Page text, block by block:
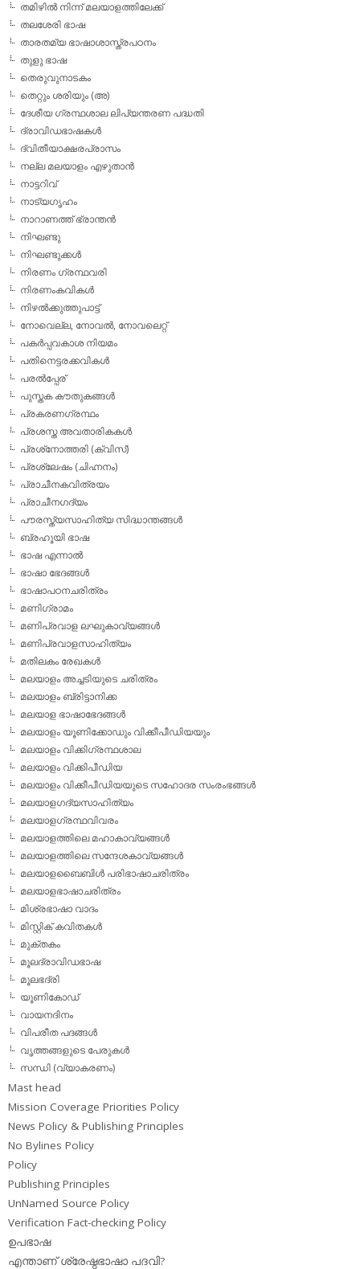
തമിഴില്‍ നിന്ന് മലയാളത്തിലേക്ക്
തലശേരി ഭാഷ
താരതമ്യ ഭാഷാശാസ്ത്രപഠനം
തുളു ഭാഷ
തെരുവുനാടകം
തെറ്റും ശരിയും (അ)
ദേശീയ ഗ്രന്ഥശാല ലിപ്യന്തരണ പദ്ധതി
ദ്രാവിഡഭാഷകള്‍
ദ്വിതീയാക്ഷരപ്രാസം
നല്ല മലയാളം എഴുതാന്‍
നാട്ടറിവ്
നാട്യഗൃഹം
നാറാണത്ത് ഭ്രാന്തന്‍
നിഘണ്ടു
നിഘണ്ടുക്കള്‍
നിരണം ഗ്രന്ഥവരി
നിരണംകവികള്‍
നിഴല്‍ക്കുത്തുപാട്ട്
നോവെല്ല, നോവല്‍, നോവലെറ്റ്
പകര്‍പ്പവകാശ നിയമം
പതിനെട്ടരക്കവികള്‍
പരല്‍പ്പേര്
പുസ്തക കൗതുകങ്ങള്‍
പ്രകരണഗ്രന്ഥം
പ്രശസ്ത അവതാരികകള്‍
പ്രശ്‌നോത്തരി (ക്വിസ്)
പ്രശ്ലേഷം (ചിഹ്നനം)
പ്രാചീനകവിത്രയം
പ്രാചീനഗദ്യം
പൗരസ്ത്യസാഹിത്യ സിദ്ധാന്തങ്ങള്‍
ബ്രഹൂയി ഭാഷ
ഭാഷ എന്നാല്‍
ഭാഷാ ഭേദങ്ങള്‍
ഭാഷാപഠനചരിത്രം
മണിഗ്രാമം
മണിപ്രവാള ലഘുകാവ്യങ്ങള്‍
മണിപ്രവാളസാഹിത്യം
മതിലകം രേഖകള്‍
മലയാളം അച്ചടിയുടെ ചരിത്രം
മലയാളം ബ്രിട്ടാനിക്ക
മലയാള ഭാഷാഭേദങ്ങള്‍
മലയാളം യൂണിക്കോഡും വിക്കീപീഡിയയും
മലയാളം വിക്കിഗ്രന്ഥശാല
മലയാളം വിക്കിപീഡിയ
മലയാളം വിക്കീപീഡിയയുടെ സഹോദര സംരംഭങ്ങള്‍
മലയാളഗദ്യസാഹിത്യം
മലയാളഗ്രന്ഥവിവരം
മലയാളത്തിലെ മഹാകാവ്യങ്ങള്‍
മലയാളത്തിലെ സന്ദേശകാവ്യങ്ങള്‍
മലയാളബൈബിള്‍ പരിഭാഷാചരിത്രം
മലയാളഭാഷാചരിത്രം
മിശ്രഭാഷാ വാദം
മിസ്റ്റിക് കവിതകള്‍
മുക്തകം
മൂലദ്രാവിഡഭാഷ
മൂലഭദ്രി
യൂണികോഡ്
വായനദിനം
വിപരീത പദങ്ങള്‍
വൃത്തങ്ങളുടെ പേരുകള്‍
സന്ധി (വ്യാകരണം)
Mast head
Mission Coverage Priorities Policy
News Policy & Publishing Principles
No Bylines Policy
Policy
Publishing Principles
UnNamed Source Policy
Verification Fact-checking Policy
ഉപഭാഷ
എന്താണ് ശ്രേഷ്ഠഭാഷാ പദവി?